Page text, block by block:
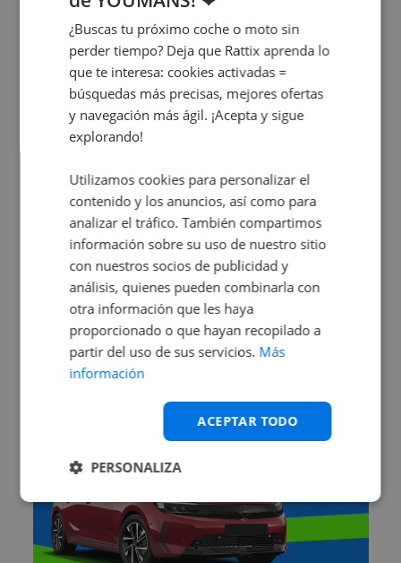
DS7 Crossback 1.6 e-tense phev Performance Line
¿No sabes cuál elegir?
¡Te ayudamos nosotros!
¡Contáctanos ya!
¿Buscas tu próximo coche o moto sin
perder tiempo? Deja que Rattix aprenda lo
que te interesa: cookies activadas =
búsquedas más precisas, mejores ofertas
y navegación más ágil. ¡Acepta y sigue
explorando!
Utilizamos cookies para personalizar el
contenido y los anuncios, así como para
analizar el tráfico. También compartimos
información sobre su uso de nuestro sitio
con nuestros socios de publicidad y
análisis, quienes pueden combinarla con
otra información que les haya
proporcionado o que hayan recopilado a
partir del uso de sus servicios. Más
información
ACEPTAR TODO
PERSONALIZA